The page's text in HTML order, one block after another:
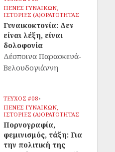
ΠΕΝΕΣ ΓΥΝΑΙΚΩΝ,
ΙΣΤΟΡΙΕΣ (Α)ΟΡΑΤΟΤΗΤΑΣ
Γυναικοκτονία: Δεν
είναι λέξη, είναι
δολοφονία
Δέσποινα Παρασκευά-
Βελουδογιάννη
ΤΕΥΧΟΣ #08•
ΠΕΝΕΣ ΓΥΝΑΙΚΩΝ,
ΙΣΤΟΡΙΕΣ (Α)ΟΡΑΤΟΤΗΤΑΣ
Πορνογραφία,
φεμινισμός, τάξη: Για
την πολιτική της